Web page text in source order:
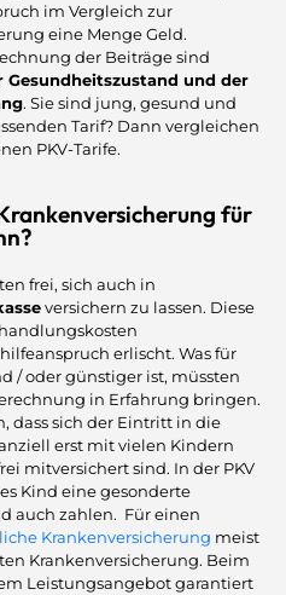
im Vergleich zur
eine Menge Geld.
der Beiträge sind
und der
. Sie sind jung, gesund und
Tarif? Dann vergleichen
PKV-Tarife.
für
frei, sich auch in
versichern zu lassen. Diese
erlischt. Was für
/ oder günstiger ist, müssten
in Erfahrung bringen.
dass sich der Eintritt in die
erst mit vielen Kindern
mitversichert sind. In der PKV
Kind eine gesonderte
auch zahlen. Für einen
Krankenversicherung meist
Krankenversicherung. Beim
Leistungsangebot garantiert